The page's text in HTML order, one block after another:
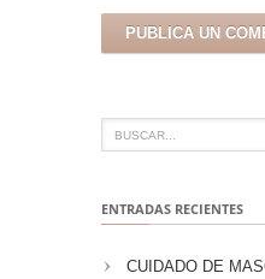
ENTRADAS RECIENTES
CUIDADO DE